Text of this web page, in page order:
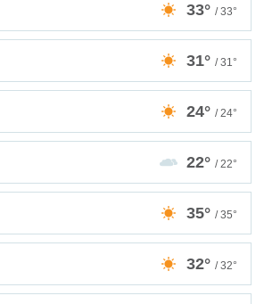
33° / 33°
31° / 31°
24° / 24°
22° / 22°
35° / 35°
32° / 32°